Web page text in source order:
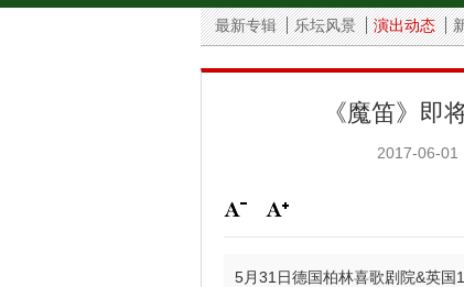
最新专辑
乐坛风景 演出动态
《魔笛》即
2017-06-01
5月31日德国柏林喜歌剧院&英